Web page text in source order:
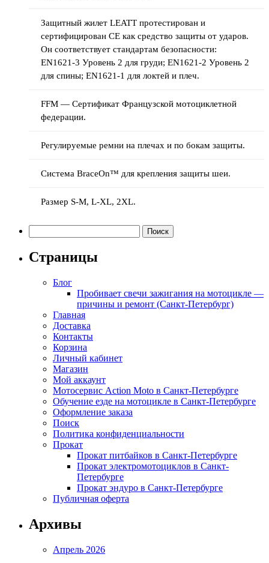
Защитный жилет LEATT протестирован и
сертифицирован CE как средство защиты от ударов.
Он соответствует стандартам безопасности:
EN1621-3 Уровень 2 для груди; EN1621-2 Уровень 2
для спины; EN1621-1 для локтей и плеч.
FFM — Сертификат Французской мотоциклетной
федерации.
Регулируемые ремни на плечах и по бокам защиты.
Система BraceOn™ для крепления защиты шеи.
Размер S-M, L-XL, 2XL.
Страницы
Блог
Пробивает свечи зажигания на мотоцикле —
причины и ремонт (Санкт-Петербург)
Главная
Доставка
Контакты
Корзина
Личный кабинет
Магазин
Мой аккаунт
Мотосервис Action Moto в Санкт-Петербурге
Обучение езде на мотоцикле в Санкт-Петербурге
Оформление заказа
Поиск
Политика конфиденциальности
Прокат
Прокат питбайков в Санкт-Петербурге
Прокат электромотоциклов в Санкт-
Петербурге
Прокат эндуро в Санкт-Петербурге
Публичная оферта
Архивы
Апрель 2026